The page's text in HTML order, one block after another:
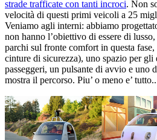
strade trafficate con tanti incroci. Non
velocità di questi primi veicoli a 25
Veniamo agli interni: abbiamo
non hanno l’obiettivo di essere di
parchi sul fronte comfort in questa
cinture di sicurezza), uno spazio per gli
passeggeri, un pulsante di avvio e uno
mostra il percorso. Piu’ o meno e’ tutto..